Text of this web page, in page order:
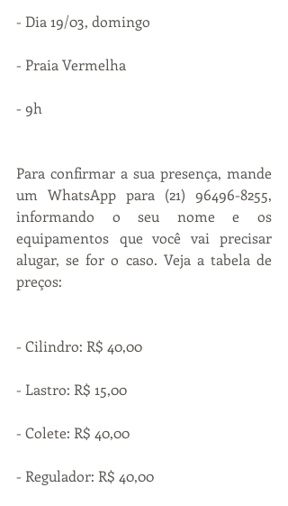
- Dia 19/03, domingo
- Praia Vermelha
- 9h
Para confirmar a sua presença, mande
um WhatsApp para (21) 96496-8255,
informando o seu nome e os
equipamentos que você vai precisar
alugar, se for o caso. Veja a tabela de
preços:
- Cilindro: R$ 40,00
- Lastro: R$ 15,00
- Colete: R$ 40,00
- Regulador: R$ 40,00